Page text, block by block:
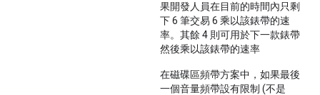
果開發人員在目前的時間內只剩
下 6 筆交易 6 乘以該錶帶的速
率。其餘 4 則可用於下一款錶帶
然後乘以該錶帶的速率
在磁碟區頻帶方案中，如果最後
一個音量頻帶設有限制 (不是